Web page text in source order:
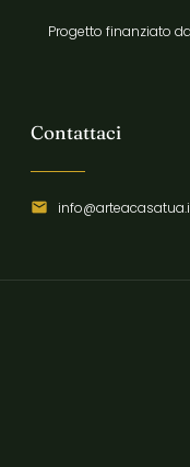
Progetto finanziato
Contattaci